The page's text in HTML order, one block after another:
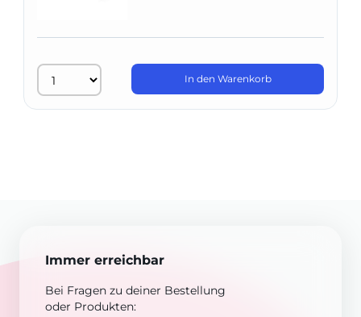
In den Warenkorb
Immer erreichbar
Bei Fragen zu deiner Bestellung
oder Produkten: